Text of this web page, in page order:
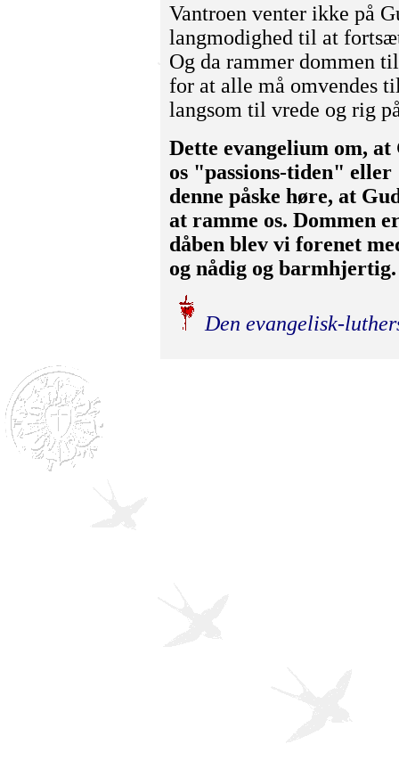
Vantroen venter ikke på
langmodighed til at
Og da rammer dommen
for at alle må omvendes
langsom til vrede og rig
Dette evangelium om,
os "passions-tiden"
denne påske høre, at
at ramme os. Dommen
dåben blev vi forenet
og nådig og
Den evangelisk-